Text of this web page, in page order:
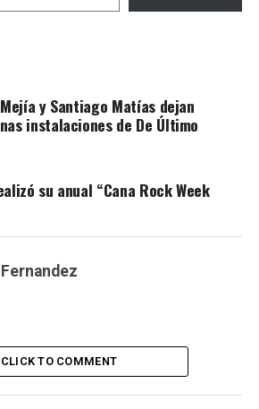
y Santiago Matías dejan
instalaciones de De Último
su anual “Cana Rock Week
CLICK TO COMMENT